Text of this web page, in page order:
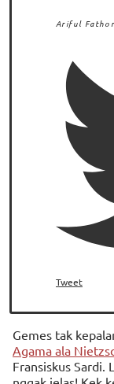
Ariful
Tweet
Gemes tak
Agama ala
Fransiskus Sardi.